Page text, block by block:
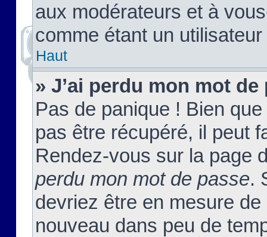
aux modérateurs et à
comme étant un
Haut
» J’ai perdu mon mot de
Pas de panique ! Bien
pas être récupéré, il peut
Rendez-vous sur la page
perdu mon mot de passe.
devriez être en mesure
nouveau dans peu de